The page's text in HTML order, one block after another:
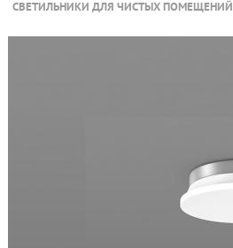
СВЕТИЛЬНИКИ ДЛЯ ЧИСТЫХ ПОМЕЩЕНИЙ